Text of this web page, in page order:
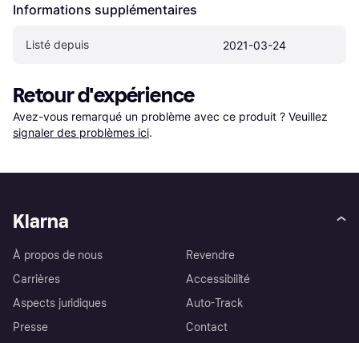
Informations supplémentaires
Listé depuis 2021-03-24
Retour d'expérience
Avez-vous remarqué un problème avec ce produit ? Veuillez
signaler des problèmes ici.
Klarna
À propos de nous
Carrières
Aspects juridiques
Presse
Revendre
Accessibilité
Auto-Track
Contact